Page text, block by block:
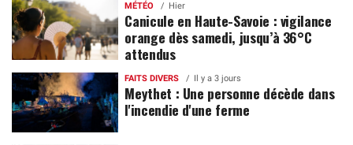
MÉTÉO Hier
Canicule en Haute-Savoie : vigilance
orange dès samedi, jusqu’à 36°C
attendus
FAITS DIVERS Il y a 3 jours
Meythet : Une personne décède dans
l'incendie d'une ferme